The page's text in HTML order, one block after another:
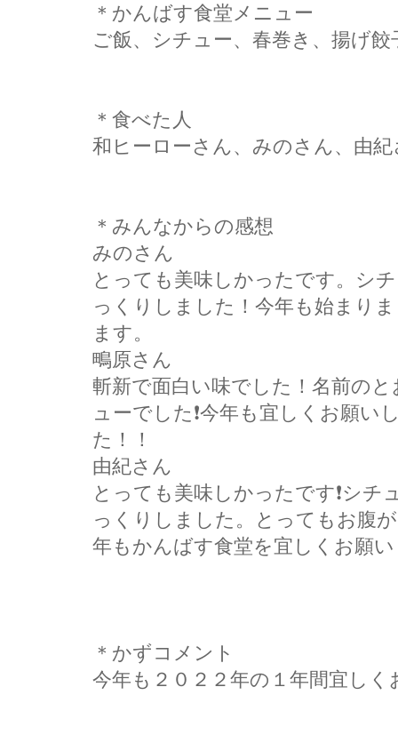
＊かんばす食堂メニュー
ご飯、シチュー、春巻き、揚げ
＊食べた人
和ヒーローさん、みのさん、由
＊みんなからの感想
みのさん
とっても美味しかったです。シ
っくりしました！今年も始まり
ます。
鴫原さん
斬新で面白い味でした！名前の
ューでした❗今年も宜しくお願い
た！！
由紀さん
とっても美味しかったです❗シ
っくりしました。とってもお腹
年もかんばす食堂を宜しくお願い
＊かずコメント
今年も２０２２年の１年間宜し